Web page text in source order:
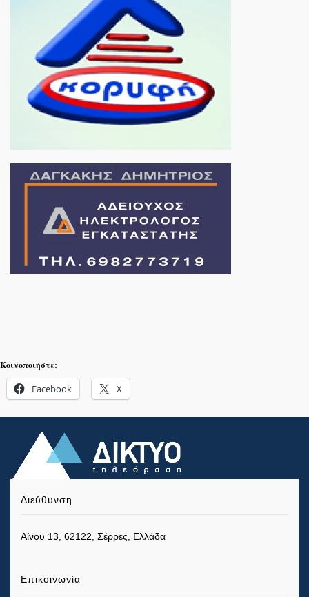
Κοινοποιήστε:
Facebook X
Διεύθυνση
Αίνου 13, 62122, Σέρρες, Ελλάδα
Επικοινωνία